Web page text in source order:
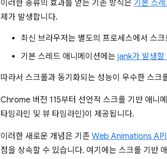
이러한 종류의 효과를 얻는 기존 방식은 기본 스
제가 발생합니다.
최신 브라우저는 별도의 프로세스에서 스
기본 스레드 애니메이션에는 jank가 발생할
따라서 스크롤과 동기화되는 성능이 우수한 스
Chrome 버전 115부터 선언적 스크롤 기반 애니
타임라인 및 뷰 타임라인)이 제공됩니다.
이러한 새로운 개념은 기존 Web Animations
점을 상속할 수 있습니다. 여기에는 스크롤 기반